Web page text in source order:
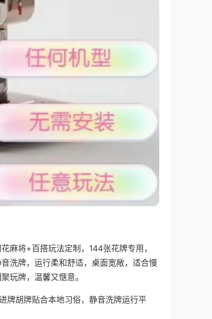
麻将+百搭玩法定制，144张花牌专用，
洗牌，运行柔和舒适，桌面宽敞，适合慢
玩牌，温馨又惬意。
牌胡牌贴合本地习俗，静音洗牌运行平